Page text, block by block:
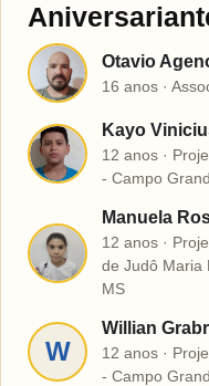
O Otavio
16 anos ·
K
Kayo
12 anos ·
- Campo
M
Manuela
12 anos ·
de Judô Maria
MS
W
Willian
12 anos ·
- Campo